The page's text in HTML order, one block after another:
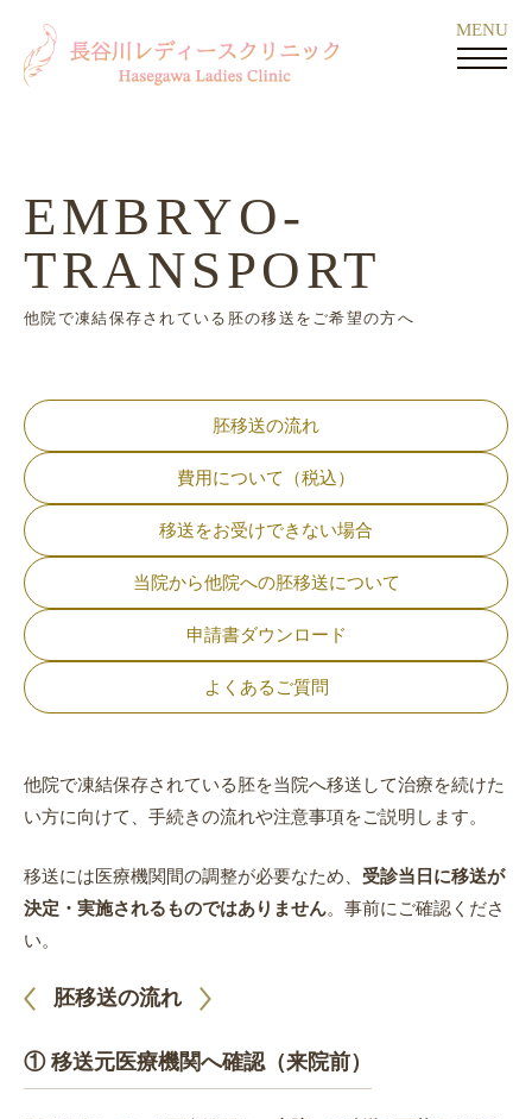
EMBRYO-
TRANSPORT
他院で凍結保存されている胚の移送をご希望の方へ
胚移送の流れ
費用について（税込）
移送をお受けできない場合
当院から他院への胚移送について
申請書ダウンロード
よくあるご質問
他院で凍結保存されている胚を当院へ移送して治療を続けた
い方に向けて、手続きの流れや注意事項をご説明します。
移送には医療機関間の調整が必要なため、 受診当日に移送が
決定・実施されるものではありません。事前にご確認くださ
い。
胚移送の流れ
① 移送元医療機関へ確認（来院前）